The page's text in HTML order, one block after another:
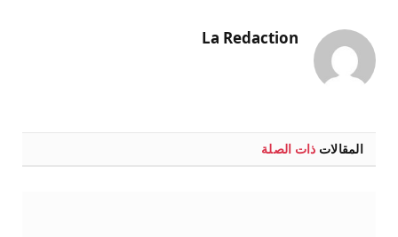
La Redaction
المقالات ذات الصلة